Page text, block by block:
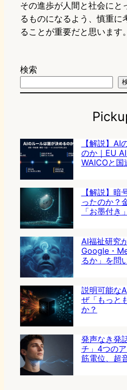
その進歩が人間と社会にと
るものになるよう、慎重に
ることが重要だと思います。
検索
【解説】AI
のか｜EU
WAICOと国
【解説】暗
ったのか？
「お墨付き
AI福祉研究
Google・
るか」を問
説明可能な
ぜ「もっと
か？
発声なき発
チ」4つの
筋電位、超